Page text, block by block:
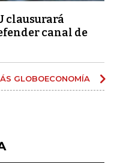
clausurará
canal de
GLOBOECONOMÍA